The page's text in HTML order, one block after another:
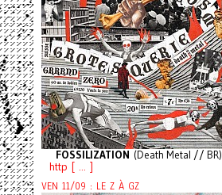
FOSSILIZATION (Death Metal // BR)
http [ ... ]
VEN 11/09 : LE Z À GZ